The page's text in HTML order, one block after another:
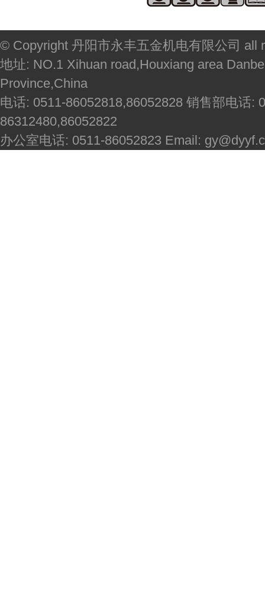
© Copyright 丹阳市永丰五金机电有限公司 all
地址: NO.1 Xihuan road,Houxiang area
Province,China
电话: 0511-86052818,86052828 销售部电话:
86312480,86052822
办公室电话: 0511-86052823 Email: